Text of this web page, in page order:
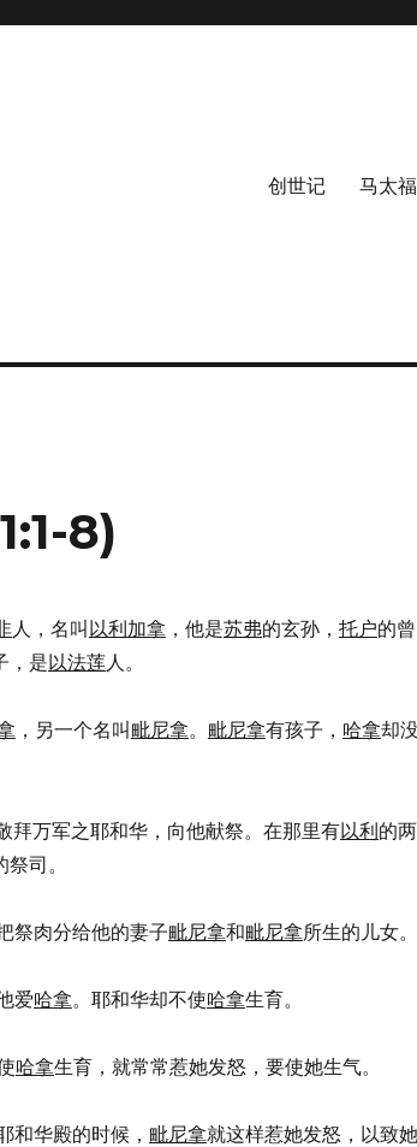
创世记 马太
8)
人，名叫 以利加拿，他是苏弗的玄孙， 托户的曾
，是以法莲人。
，另一个名叫 毗尼拿。 毗尼拿有孩子， 哈拿却
拜万军之耶和华，向他献祭。在那里有以利的两
司。
祭肉分给他的妻子毗尼拿和毗尼拿所生的儿女。
爱哈拿。耶和华却不使哈拿生育。
哈拿生育，就常常惹她发怒，要使她生气。
和华殿的时候， 毗尼拿就这样惹她发怒，以致她